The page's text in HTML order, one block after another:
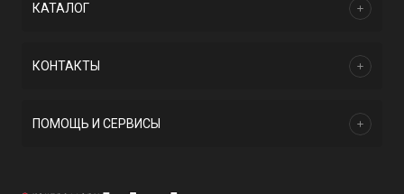
КАТАЛОГ
КОНТАКТЫ
ПОМОЩЬ И СЕРВИСЫ